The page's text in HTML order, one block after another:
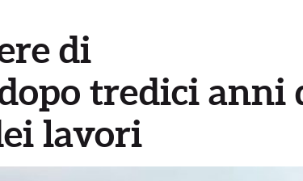
di
tredici anni
lavori